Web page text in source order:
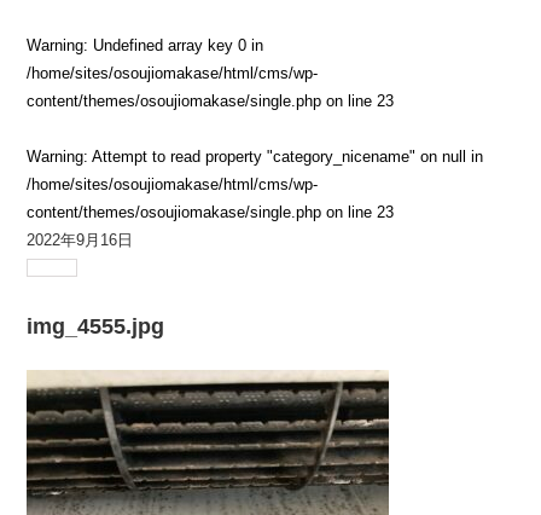
Warning: Undefined array key 0 in
/home/sites/osoujiomakase/html/cms/wp-
content/themes/osoujiomakase/single.php on line 23
Warning: Attempt to read property "category_nicename" on null in
/home/sites/osoujiomakase/html/cms/wp-
content/themes/osoujiomakase/single.php on line 23
2022年9月16日
img_4555.jpg